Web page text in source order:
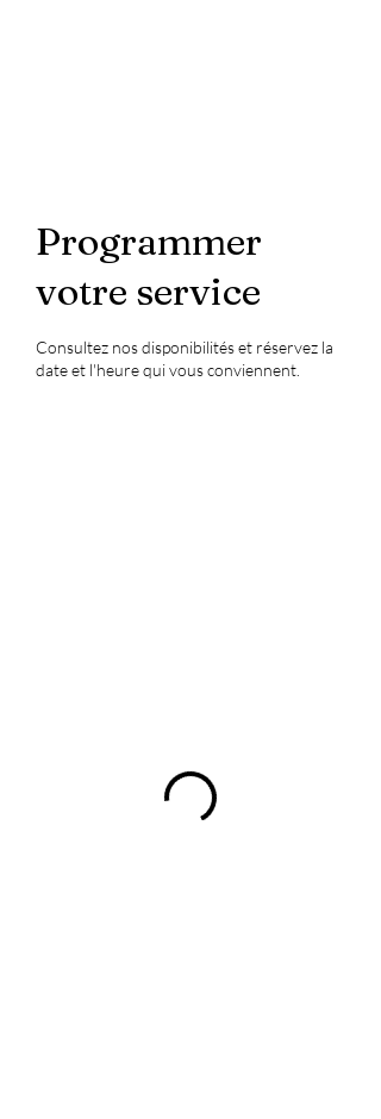
Programmer
votre service
Consultez nos disponibilités et réservez la
date et l'heure qui vous conviennent.